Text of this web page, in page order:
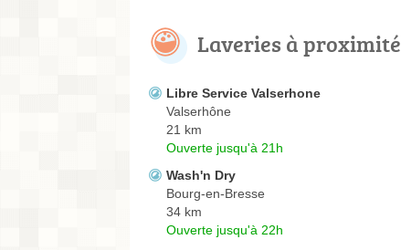
Laveries à proximité
Libre Service Valserhone
Valserhône
21 km
Ouverte jusqu'à 21h
Wash'n Dry
Bourg-en-Bresse
34 km
Ouverte jusqu'à 22h